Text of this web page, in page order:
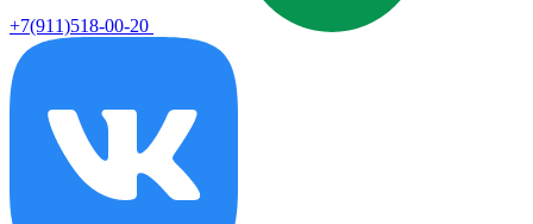
+7(911)518-00-20